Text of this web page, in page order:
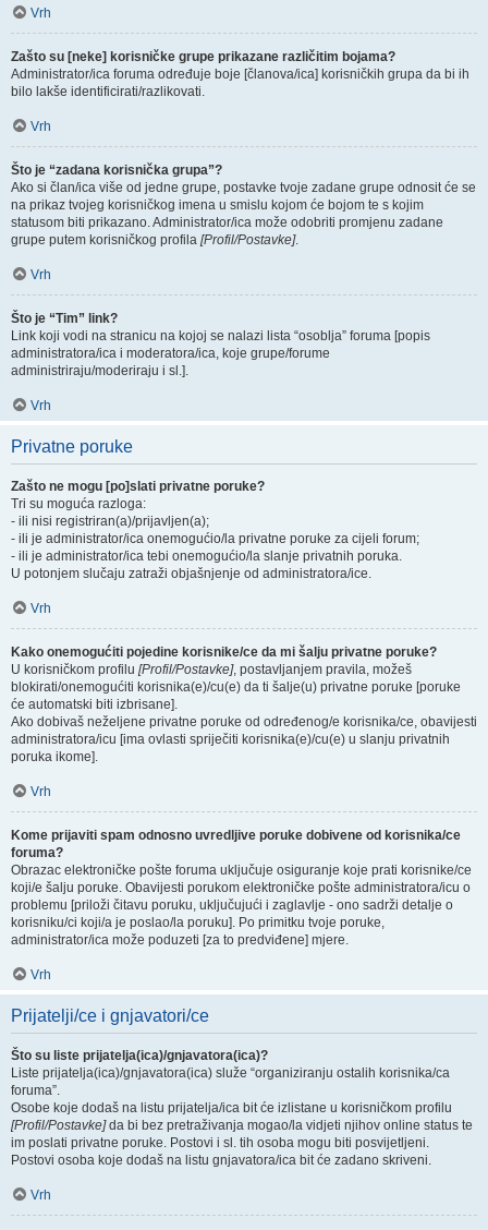
Vrh
Zašto su [neke] korisničke grupe prikazane različitim bojama?
Administrator/ica foruma određuje boje [članova/ica] korisničkih grupa da bi ih
bilo lakše identificirati/razlikovati.
Vrh
Što je “zadana korisnička grupa”?
Ako si član/ica više od jedne grupe, postavke tvoje zadane grupe odnosit će se
na prikaz tvojeg korisničkog imena u smislu kojom će bojom te s kojim
statusom biti prikazano. Administrator/ica može odobriti promjenu zadane
grupe putem korisničkog profila [Profil/Postavke].
Vrh
Što je “Tim” link?
Link koji vodi na stranicu na kojoj se nalazi lista “osoblja” foruma [popis
administratora/ica i moderatora/ica, koje grupe/forume
administriraju/moderiraju i sl.].
Vrh
Privatne poruke
Zašto ne mogu [po]slati privatne poruke?
Tri su moguća razloga:
- ili nisi registriran(a)/prijavljen(a);
- ili je administrator/ica onemogućio/la privatne poruke za cijeli forum;
- ili je administrator/ica tebi onemogućio/la slanje privatnih poruka.
U potonjem slučaju zatraži objašnjenje od administratora/ice.
Vrh
Kako onemogućiti pojedine korisnike/ce da mi šalju privatne poruke?
U korisničkom profilu [Profil/Postavke], postavljanjem pravila, možeš
blokirati/onemogućiti korisnika(e)/cu(e) da ti šalje(u) privatne poruke [poruke
će automatski biti izbrisane].
Ako dobivaš neželjene privatne poruke od određenog/e korisnika/ce, obavijesti
administratora/icu [ima ovlasti spriječiti korisnika(e)/cu(e) u slanju privatnih
poruka ikome].
Vrh
Kome prijaviti spam odnosno uvredljive poruke dobivene od korisnika/ce
foruma?
Obrazac elektroničke pošte foruma uključuje osiguranje koje prati korisnike/ce
koji/e šalju poruke. Obavijesti porukom elektroničke pošte administratora/icu o
problemu [priloži čitavu poruku, uključujući i zaglavlje - ono sadrži detalje o
korisniku/ci koji/a je poslao/la poruku]. Po primitku tvoje poruke,
administrator/ica može poduzeti [za to predviđene] mjere.
Vrh
Prijatelji/ce i gnjavatori/ce
Što su liste prijatelja(ica)/gnjavatora(ica)?
Liste prijatelja(ica)/gnjavatora(ica) služe “organiziranju ostalih korisnika/ca
foruma”.
Osobe koje dodaš na listu prijatelja/ica bit će izlistane u korisničkom profilu
[Profil/Postavke]da bi bez pretraživanja mogao/la vidjeti njihov online status te
im poslati privatne poruke. Postovi i sl. tih osoba mogu biti posvijetljeni.
Postovi osoba koje dodaš na listu gnjavatora/ica bit će zadano skriveni.
Vrh